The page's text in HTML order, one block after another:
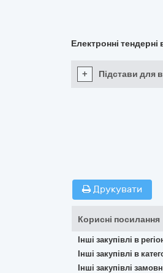
Електронні тендерні
+ Підстави для
Друкувати
Корисні посилання
Інші закупівлі в
Інші закупівлі в
Інші закупівлі